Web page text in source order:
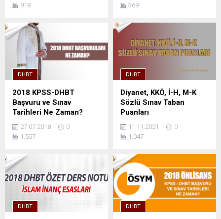
918
369
DHBT
2018 KPSS-DHBT
Başvuru ve Sınav
Tarihleri Ne Zaman?
27.07.2018
0
1.557
DHBT
Diyanet, KKÖ, İ-H, M-K
Sözlü Sınav Taban
Puanları
11.11.2021
0
1.047
DHBT DHBT